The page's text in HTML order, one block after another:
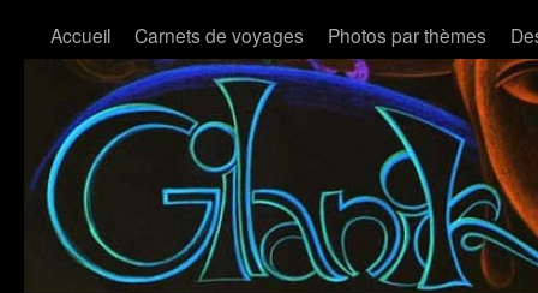
Accueil Carnets de voyages Photos par thèmes